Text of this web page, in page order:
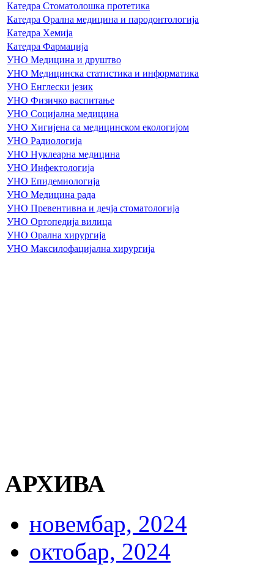
Катедра Стоматолошка протетика
Катедра Орална медицина и пародонтологија
Катедра Хемија
Катедра Фармација
УНО Медицина и друштво
УНО Медицинска статистика и информатика
УНО Енглески језик
УНО Физичко васпитање
УНО Социјална медицина
УНО Хигијена са медицинском екологијом
УНО Радиологија
УНО Нуклеарна медицина
УНО Инфектологија
УНО Епидемиологија
УНО Медицина рада
УНО Превентивна и дечја стоматологија
УНО Ортопедија вилица
УНО Орална хирургија
УНО Максилофацијална хирургија
АРХИВА
новембар, 2024
октобар, 2024